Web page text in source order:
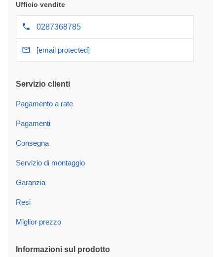
Ufficio vendite
0287368785
[email protected]
Servizio clienti
Pagamento a rate
Pagamenti
Consegna
Servizio di montaggio
Garanzia
Resi
Miglior prezzo
Informazioni sul prodotto